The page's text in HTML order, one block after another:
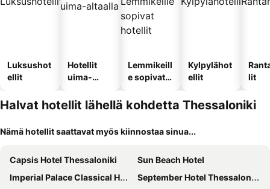
Luksushot
ellit
Hotellit
uima-
Lemmikeill
e sopivat
Kylpylähot
ellit
lit
Halvat hotellit lähellä kohdetta Thessaloniki
Nämä hotellit saattavat myös kiinnostaa sinua...
Capsis Hotel Thessaloniki
Sun Beach Hotel
Imperial Palace Classical Hotel Thessaloniki
September Hotel Thessaloniki